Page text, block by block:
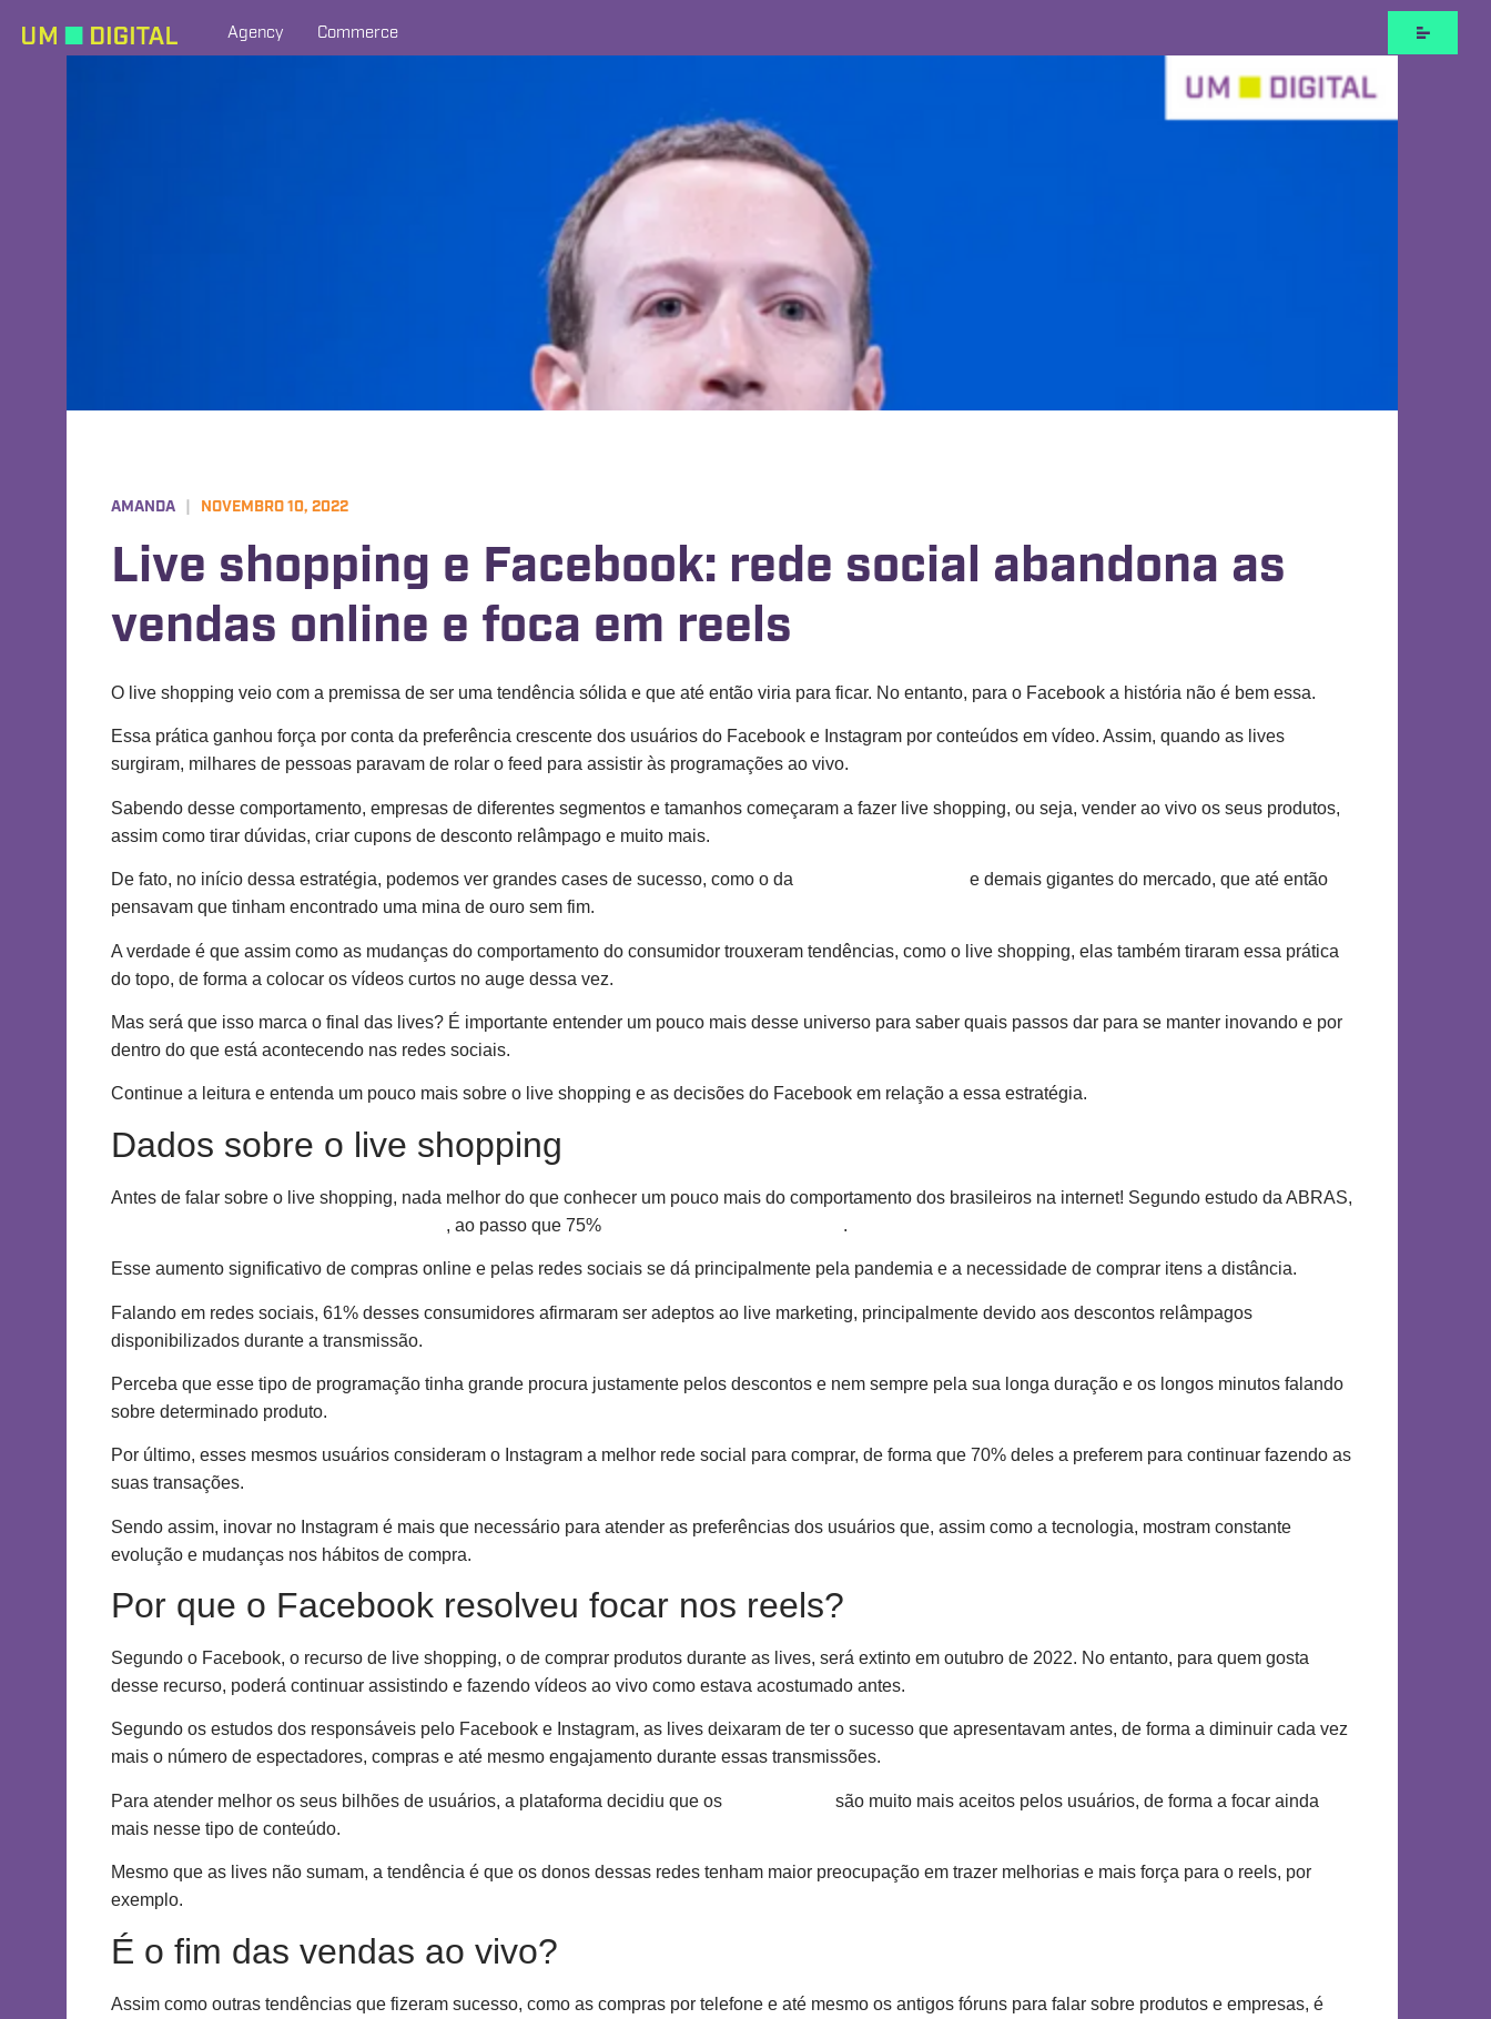
Agency Commerce
AMANDA NOVEMBRO 10, 2022
Live shopping e Facebook: rede social abandona as
vendas online e foca em reels
O live shopping veio com a premissa de ser uma tendência sólida e que até então viria para ficar. No entanto, para o Facebook a história não é bem essa.
Essa prática ganhou força por conta da preferência crescente dos usuários do Facebook e Instagram por conteúdos em vídeo. Assim, quando as lives
surgiram, milhares de pessoas paravam de rolar o feed para assistir às programações ao vivo.
Sabendo desse comportamento, empresas de diferentes segmentos e tamanhos começaram a fazer live shopping, ou seja, vender ao vivo os seus produtos,
assim como tirar dúvidas, criar cupons de desconto relâmpago e muito mais.
De fato, no início dessa estratégia, podemos ver grandes cases de sucesso, como o da
e demais gigantes do mercado, que até então
pensavam que tinham encontrado uma mina de ouro sem fim.
A verdade é que assim como as mudanças do comportamento do consumidor trouxeram tendências, como o live shopping, elas também tiraram essa prática
do topo, de forma a colocar os vídeos curtos no auge dessa vez.
Mas será que isso marca o final das lives? É importante entender um pouco mais desse universo para saber quais passos dar para se manter inovando e por
dentro do que está acontecendo nas redes sociais.
Continue a leitura e entenda um pouco mais sobre o live shopping e as decisões do Facebook em relação a essa estratégia.
Dados sobre o live shopping
Antes de falar sobre o live shopping, nada melhor do que conhecer um pouco mais do comportamento dos brasileiros na internet! Segundo estudo da ABRAS,
, ao passo que 75% .
Esse aumento significativo de compras online e pelas redes sociais se dá principalmente pela pandemia e a necessidade de comprar itens a distância.
Falando em redes sociais, 61% desses consumidores afirmaram ser adeptos ao live marketing, principalmente devido aos descontos relâmpagos
disponibilizados durante a transmissão.
Perceba que esse tipo de programação tinha grande procura justamente pelos descontos e nem sempre pela sua longa duração e os longos minutos falando
sobre determinado produto.
Por último, esses mesmos usuários consideram o Instagram a melhor rede social para comprar, de forma que 70% deles a preferem para continuar fazendo as
suas transações.
Sendo assim, inovar no Instagram é mais que necessário para atender as preferências dos usuários que, assim como a tecnologia, mostram constante
evolução e mudanças nos hábitos de compra.
Por que o Facebook resolveu focar nos reels?
Segundo o Facebook, o recurso de live shopping, o de comprar produtos durante as lives, será extinto em outubro de 2022. No entanto, para quem gosta
desse recurso, poderá continuar assistindo e fazendo vídeos ao vivo como estava acostumado antes.
Segundo os estudos dos responsáveis pelo Facebook e Instagram, as lives deixaram de ter o sucesso que apresentavam antes, de forma a diminuir cada vez
mais o número de espectadores, compras e até mesmo engajamento durante essas transmissões.
Para atender melhor os seus bilhões de usuários, a plataforma decidiu que os
são muito mais aceitos pelos usuários, de forma a focar ainda
mais nesse tipo de conteúdo.
Mesmo que as lives não sumam, a tendência é que os donos dessas redes tenham maior preocupação em trazer melhorias e mais força para o reels, por
exemplo.
É o fim das vendas ao vivo?
Assim como outras tendências que fizeram sucesso, como as compras por telefone e até mesmo os antigos fóruns para falar sobre produtos e empresas, é